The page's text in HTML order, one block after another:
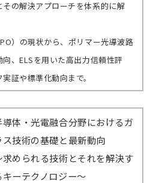
その解決アプローチを体系的に解
）の現状から、ポリマー光導波路
、ELSを用いた高出力信頼性評
証や標準化動向まで。
導体・光電融合分野におけるガ
ス技術の基礎と最新動向
求められる技術とそれを解決す
キーテクノロジー～